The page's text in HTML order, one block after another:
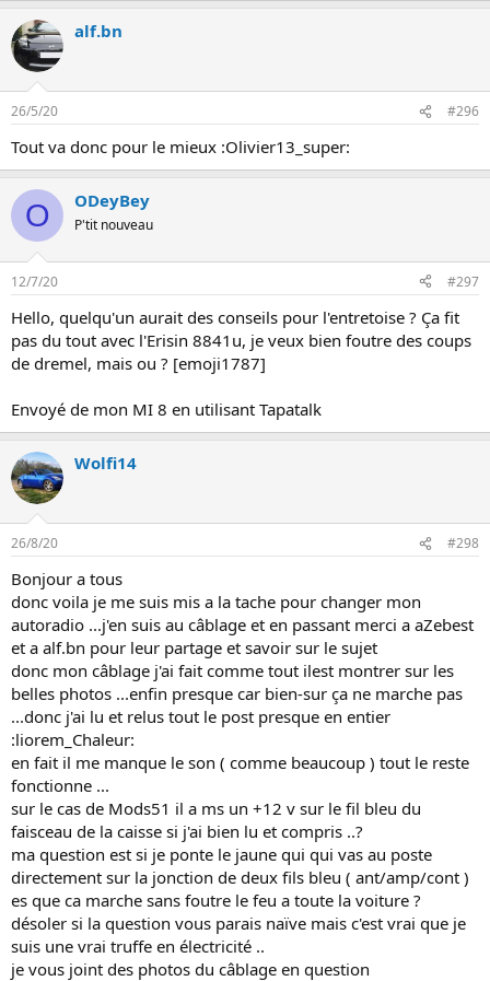
alf.bn
26/5/20 #296
Tout va donc pour le mieux :Olivier13_super:
O ODeyBey
P'tit nouveau
12/7/20 #297
Hello, quelqu'un aurait des conseils pour l'entretoise ? Ça fit
pas du tout avec l'Erisin 8841u, je veux bien foutre des coups
de dremel, mais ou ? [emoji1787]
Envoyé de mon MI 8 en utilisant Tapatalk
Wolfi14
26/8/20 #298
Bonjour a tous
donc voila je me suis mis a la tache pour changer mon
autoradio ...j'en suis au câblage et en passant merci a aZebest
et a alf.bn pour leur partage et savoir sur le sujet
donc mon câblage j'ai fait comme tout ilest montrer sur les
belles photos ...enfin presque car bien-sur ça ne marche pas
...donc j'ai lu et relus tout le post presque en entier
:liorem_Chaleur:
en fait il me manque le son ( comme beaucoup ) tout le reste
fonctionne ...
sur le cas de Mods51 il a ms un +12 v sur le fil bleu du
faisceau de la caisse si j'ai bien lu et compris ..?
ma question est si je ponte le jaune qui qui vas au poste
directement sur la jonction de deux fils bleu ( ant/amp/cont )
es que ca marche sans foutre le feu a toute la voiture ?
désoler si la question vous parais naïve mais c'est vrai que je
suis une vrai truffe en électricité ..
je vous joint des photos du câblage en question